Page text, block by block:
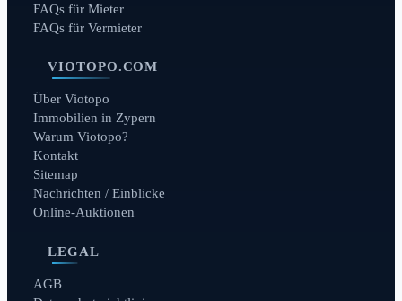
FAQs für Mieter
FAQs für Vermieter
VIOTOPO.COM
Über Viotopo
Immobilien in Zypern
Warum Viotopo?
Kontakt
Sitemap
Nachrichten / Einblicke
Online-Auktionen
LEGAL
AGB